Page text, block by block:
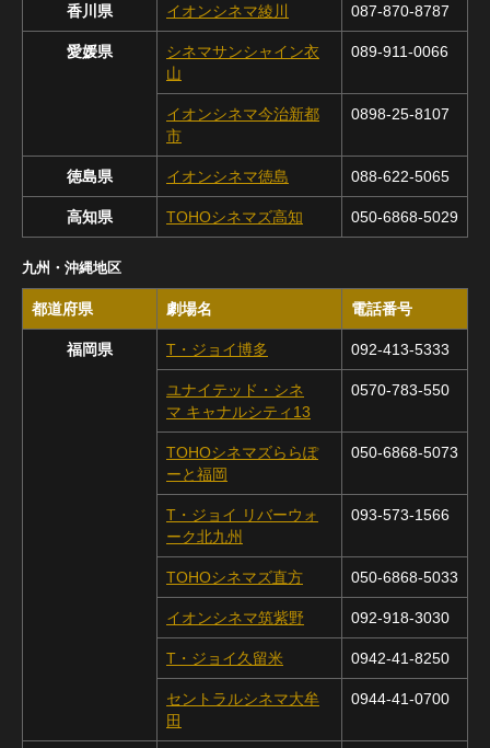
香川県 イオンシネマ綾川 087-870-8787
愛媛県
シネマサンシャイン衣
山
089-911-0066
イオンシネマ今治新都
市
0898-25-8107
徳島県 イオンシネマ徳島 088-622-5065
高知県 TOHOシネマズ高知 050-6868-5029
九州・沖縄地区
都道府県 劇場名 電話番号
福岡県 T・ジョイ博多 092-413-5333
ユナイテッド・シネ
マ キャナルシティ13
0570-783-550
TOHOシネマズららぽ
ーと福岡
050-6868-5073
T・ジョイ リバーウォ
ーク北九州
093-573-1566
TOHOシネマズ直方 050-6868-5033
イオンシネマ筑紫野 092-918-3030
T・ジョイ久留米 0942-41-8250
セントラルシネマ大牟
田
0944-41-0700